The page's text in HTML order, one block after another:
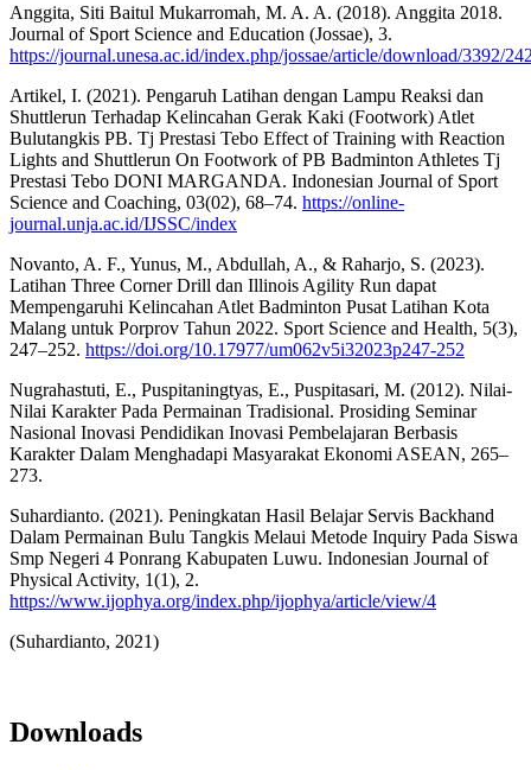
Anggita, Siti Baitul Mukarromah, M. A. A. (2018). Anggita 2018.
Journal of Sport Science and Education (Jossae), 3.
https://journal.unesa.ac.id/index.php/jossae/article/download/3392/
Artikel, I. (2021). Pengaruh Latihan dengan Lampu Reaksi dan
Shuttlerun Terhadap Kelincahan Gerak Kaki (Footwork) Atlet
Bulutangkis PB. Tj Prestasi Tebo Effect of Training with Reaction
Lights and Shuttlerun On Footwork of PB Badminton Athletes Tj
Prestasi Tebo DONI MARGANDA. Indonesian Journal of Sport
Science and Coaching, 03(02), 68–74. https://online-
journal.unja.ac.id/IJSSC/index
Novanto, A. F., Yunus, M., Abdullah, A., & Raharjo, S. (2023).
Latihan Three Corner Drill dan Illinois Agility Run dapat
Mempengaruhi Kelincahan Atlet Badminton Pusat Latihan Kota
Malang untuk Porprov Tahun 2022. Sport Science and Health, 5(3),
247–252. https://doi.org/10.17977/um062v5i32023p247-252
Nugrahastuti, E., Puspitaningtyas, E., Puspitasari, M. (2012). Nilai-
Nilai Karakter Pada Permainan Tradisional. Prosiding Seminar
Nasional Inovasi Pendidikan Inovasi Pembelajaran Berbasis
Karakter Dalam Menghadapi Masyarakat Ekonomi ASEAN, 265–
273.
Suhardianto. (2021). Peningkatan Hasil Belajar Servis Backhand
Dalam Permainan Bulu Tangkis Melaui Metode Inquiry Pada Siswa
Smp Negeri 4 Ponrang Kabupaten Luwu. Indonesian Journal of
Physical Activity, 1(1), 2.
https://www.ijophya.org/index.php/ijophya/article/view/4
(Suhardianto, 2021)
Downloads